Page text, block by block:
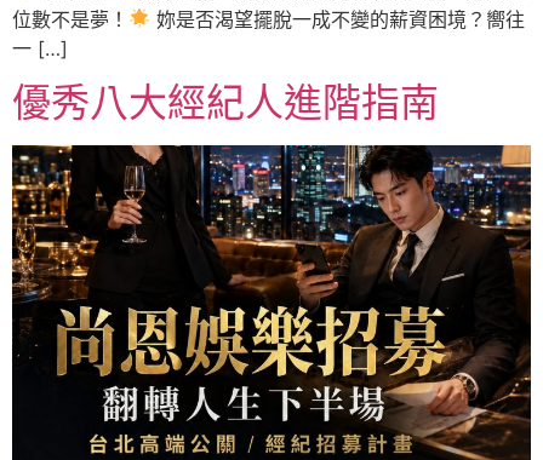
位數不是夢！
妳是否渴望擺脫一成不變的薪資困境？嚮往
一 […]
優秀八大經紀人進階指南